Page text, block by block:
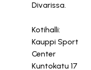
Divarissa.
Kotihalli:
Kauppi Sport
Center
Kuntokatu 17